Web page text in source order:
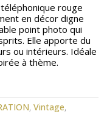
rouge
en décor digne
point photo qui
Elle apporte du
ou intérieurs. Idéale
à thème.
, Vintage,